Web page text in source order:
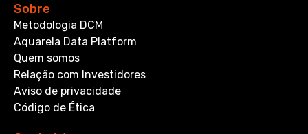
Sobre
Metodologia DCM
Aquarela Data Platform
Quem somos
Relação com Investidores
Aviso de privacidade
Código de Ética